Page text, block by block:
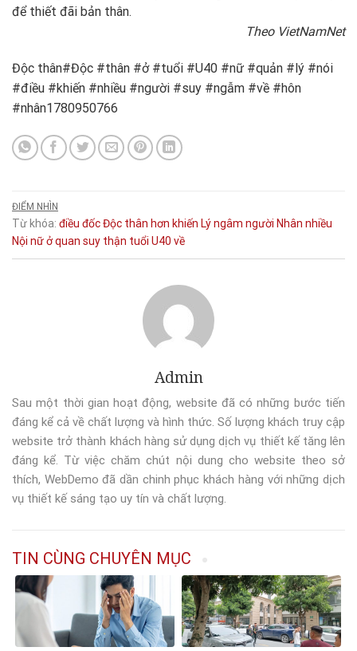
để thiết đãi bản thân.
Theo VietNamNet
Độc thân#Độc #thân #ở #tuổi #U40 #nữ #quản #lý #nói
#điều #khiến #nhiều #người #suy #ngẫm #về #hôn
#nhân1780950766
ĐIỂM NHÌN
Từ khóa: điều đốcĐộc thân hơn khiến Lýngâm người Nhân nhiều
Nội nữởquan suy thận tuổi U40 về
Admin
Sau một thời gian hoạt động, website đã có những bước tiến
đáng kể cả về chất lượng và hình thức. Số lượng khách truy cập
website trở thành khách hàng sử dụng dịch vụ thiết kế tăng lên
đáng kể. Từ việc chăm chút nội dung cho website theo sở
thích, WebDemo đã dần chinh phục khách hàng với những dịch
vụ thiết kế sáng tạo uy tín và chất lượng.
TIN CÙNG CHUYÊN MỤC